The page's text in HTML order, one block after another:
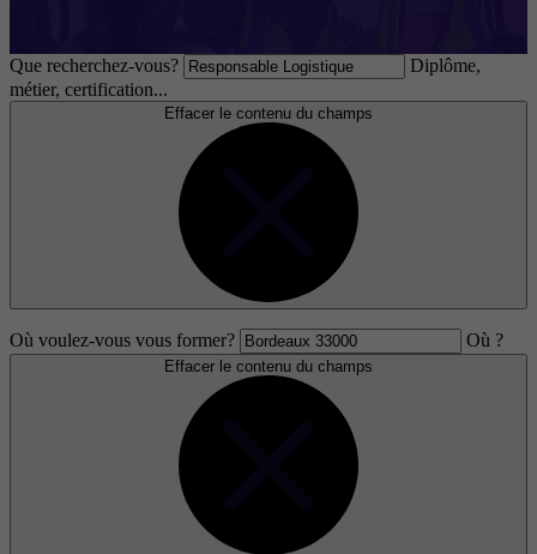
Que recherchez-vous?
Diplôme,
métier, certification...
Effacer le contenu du champs
Où voulez-vous vous former? Où ?
Effacer le contenu du champs